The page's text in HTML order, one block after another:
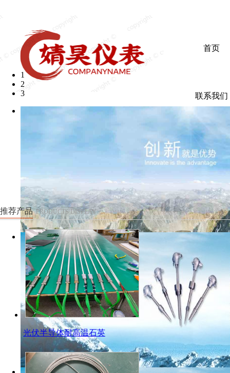
首页
联系我们
1
2
3
推荐产品PRODUCTS DISPLAY
光伏半导体耐高温石英